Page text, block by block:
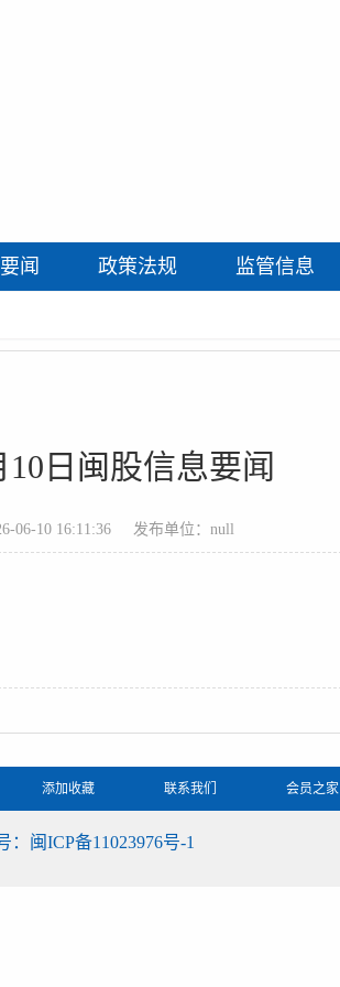
闻 政策法规 监管信息
10日闽股信息要闻
06-10 16:11:36 发布单位：null
添加收藏 联系我们 会员之家
：闽ICP备11023976号-1